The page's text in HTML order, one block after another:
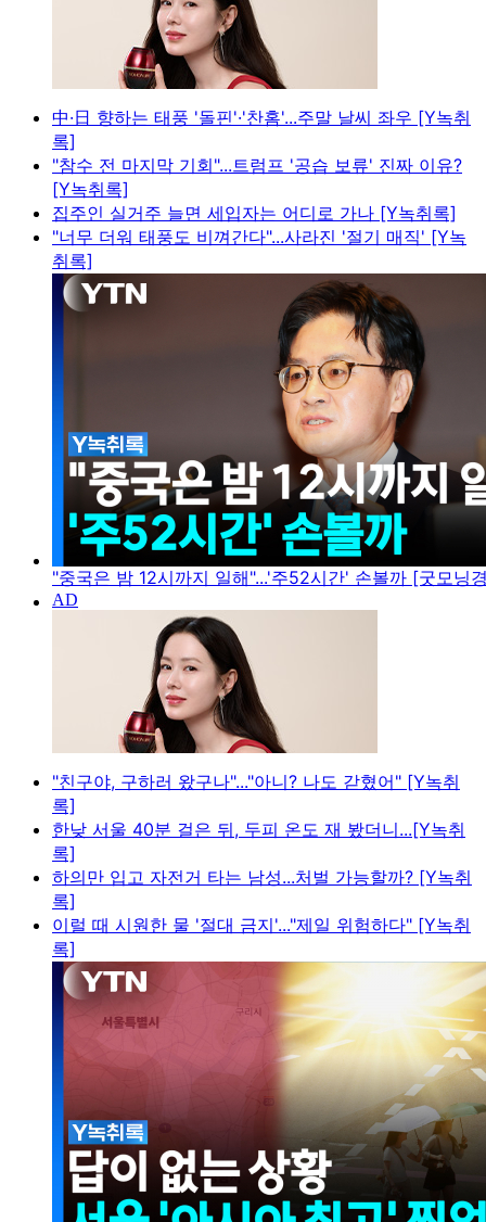
中·日 향하는 태풍 '돌핀'·'찬홈'...주말 날씨 좌우 [Y녹취
록]
"참수 전 마지막 기회"...트럼프 '공습 보류' 진짜 이유?
[Y녹취록]
집주인 실거주 늘면 세입자는 어디로 가나 [Y녹취록]
"너무 더워 태풍도 비껴간다"...사라진 '절기 매직' [Y녹
취록]
"중국은 밤 12시까지 일해"...'주52시간' 손볼까 [굿모닝
"친구야, 구하러 왔구나"..."아니? 나도 갇혔어" [Y녹취
록]
한낮 서울 40분 걸은 뒤, 두피 온도 재 봤더니...[Y녹취
록]
하의만 입고 자전거 타는 남성...처벌 가능할까? [Y녹취
록]
이럴 때 시원한 물 '절대 금지'..."제일 위험하다" [Y녹취
록]